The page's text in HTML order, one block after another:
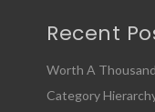
Recent
Worth A
Category